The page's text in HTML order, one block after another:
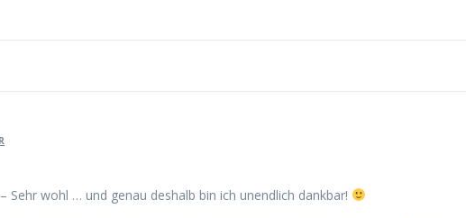
Sehr wohl … und genau deshalb bin ich unendlich dankbar!